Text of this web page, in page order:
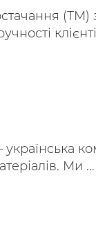
Ми ...